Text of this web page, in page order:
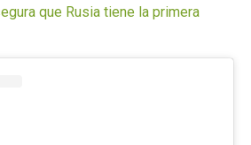
que Rusia tiene la primera